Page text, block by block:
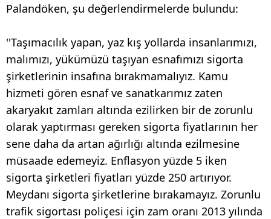
Palandöken, şu değerlendirmelerde bulundu:
''Taşımacılık yapan, yaz kış yollarda insanlarımızı,
malımızı, yükümüzü taşıyan esnafımızı sigorta
şirketlerinin insafına bırakmamalıyız. Kamu
hizmeti gören esnaf ve sanatkarımız zaten
akaryakıt zamları altında ezilirken bir de zorunlu
olarak yaptırması gereken sigorta fiyatlarının her
sene daha da artan ağırlığı altında ezilmesine
müsaade edemeyiz. Enflasyon yüzde 5 iken
sigorta şirketleri fiyatları yüzde 250 artırıyor.
Meydanı sigorta şirketlerine bırakamayız. Zorunlu
trafik sigortası poliçesi için zam oranı 2013 yılında